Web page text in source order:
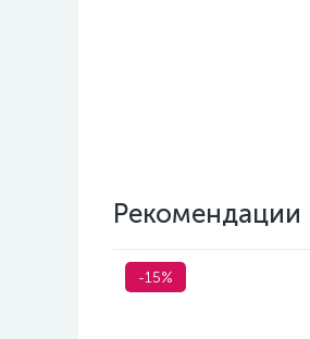
Рекомендации
-15%